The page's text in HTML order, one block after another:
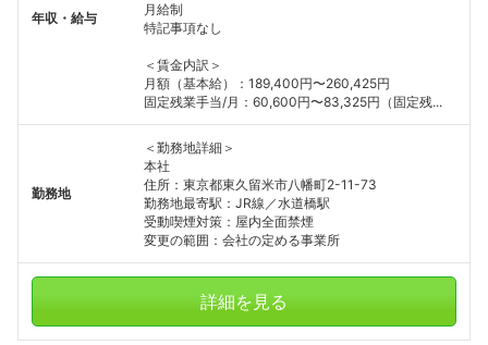
年収・給与
月給制
特記事項なし
＜賃金内訳＞
月額（基本給）：189,400円〜260,425円
固定残業手当/月：60,600円〜83,325円（固定残...
勤務地
＜勤務地詳細＞
本社
住所：東京都東久留米市八幡町2-11-73
勤務地最寄駅：JR線／水道橋駅
受動喫煙対策：屋内全面禁煙
変更の範囲：会社の定める事業所
詳細を見る